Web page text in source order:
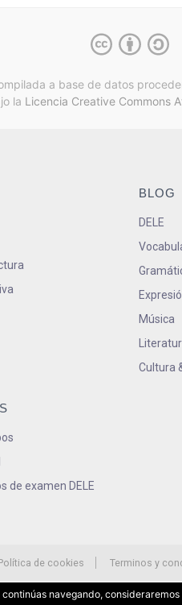
a base de datos
la Licencia Creative Commons
de examen DELE
BLOG
DELE
Música
Cultura
de cookies Terminos y
navegando, consideraremos